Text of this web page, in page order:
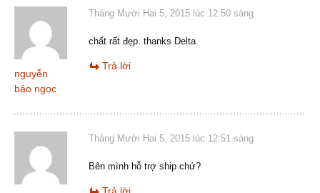
nguyễn
bảo ngọc
Tháng Mười Hai 5, 2015 lúc 12:50 sáng
chất rất đẹp. thanks Delta
Trả lời
Tháng Mười Hai 5, 2015 lúc 12:51 sáng
Bên mình hỗ trợ ship chứ?
Trả lời